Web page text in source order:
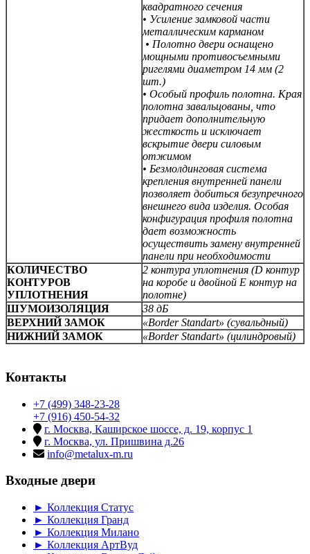
квадратного сечения
• Усиление замковой части
металлическим карманом
• Полотно двери оснащено
мощными противосъемными
ригелями диаметром 14 мм (2
шт.)
• Особый профиль полотна. Края
полотна завальцованы, что
придает дополнительную
жесткость и исключает
вскрытие двери силовым
отжимом
• Безмолдинговая система
крепления внутренней панели
позволяет добиться безупречного
внешнего вида изделия. Особая
конфигурация профиля полотна
дает возможность
осуществить замену внутренней
панели при необходимости
КОЛИЧЕСТВО
КОНТУРОВ
УПЛОТНЕНИЯ
2 контура уплотнения (D контур
на коробе и двойной E контур на
полотне)
ШУМОИЗОЛЯЦИЯ
38 дБ
ВЕРХНИЙ ЗАМОК
«Border Standart» (сувальдный)
НИЖНИЙ ЗАМОК
«Border Standart» (цилиндровый)
Контакты
+7 (499) 348-23-28
+7 (916) 450-54-32
г. Москва, Каширское шоссе, д. 19, корпус 1
г. Москва, ул. Пришвина д.26
info@metalux-m.ru
Входные двери
► Коллекция Статус
► Коллекция Гранд
► Коллекция Милано
► Коллекция АртВуд